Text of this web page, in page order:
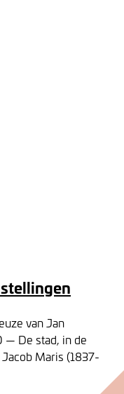
van Jan
— De stad, in de
Maris (1837-